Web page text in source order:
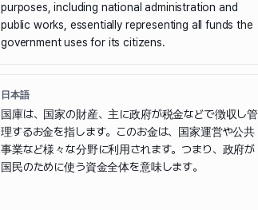
purposes, including national administration and
public works, essentially representing all funds the
government uses for its citizens.
日本語
国庫は、国家の財産、主に政府が税金などで徴収し管
理するお金を指します。このお金は、国家運営や公共
事業など様々な分野に利用されます。つまり、政府が
国民のために使う資金全体を意味します。